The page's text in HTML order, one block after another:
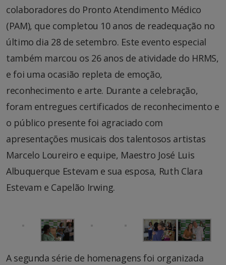
colaboradores do Pronto Atendimento Médico
(PAM), que completou 10 anos de readequação no
último dia 28 de setembro. Este evento especial
também marcou os 26 anos de atividade do HRMS,
e foi uma ocasião repleta de emoção,
reconhecimento e arte. Durante a celebração,
foram entregues certificados de reconhecimento e
o público presente foi agraciado com
apresentações musicais dos talentosos artistas
Marcelo Loureiro e equipe, Maestro José Luis
Albuquerque Estevam e sua esposa, Ruth Clara
Estevam e Capelão Irwing.
A segunda série de homenagens foi organizada